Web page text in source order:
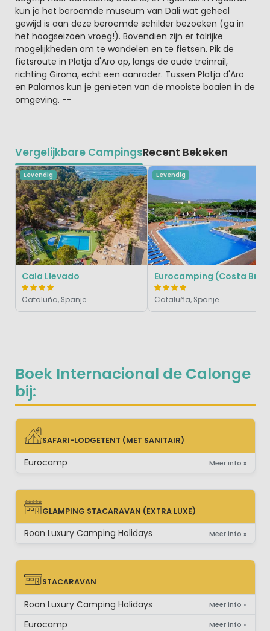
Boek Internacional de Calonge
bij:
SAFARI-LODGETENT (MET SANITAIR)
SAFARI-LODGETENT (MET SANITAIR)
Eurocamp Meer info »
GLAMPING STACARAVAN (EXTRA LUXE)
GLAMPING STACARAVAN (EXTRA LUXE)
Roan Luxury Camping Holidays Meer info »
STACARAVAN
STACARAVAN
Roan Luxury Camping Holidays Meer info »
Eurocamp Meer info »
kun je het beroemde museum van Dali wat geheel
gewijd is aan deze beroemde schilder bezoeken (ga in
het hoogseizoen vroeg!). Bovendien zijn er talrijke
mogelijkheden om te wandelen en te fietsen. Pik de
fietsroute in Platja d'Aro op, langs de oude treinrail,
richting Girona, echt een aanrader. Tussen Platja d'Aro
en Palamos kun je genieten van de mooiste baaien in de
omgeving. --
Vergelijkbare CampingsRecent Bekeken
Levendig
Cala Llevado
Cataluña, Spanje
Levendig
Cataluña, Spanje